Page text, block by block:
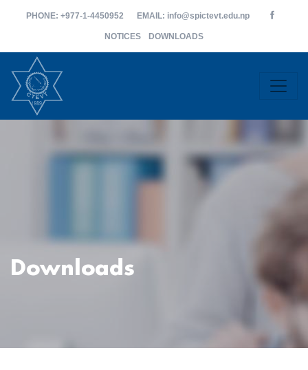
PHONE: +977-1-4450952 EMAIL: info@spictevt.edu.np
NOTICES DOWNLOADS
Downloads